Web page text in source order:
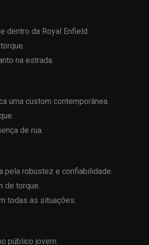
dentro da Royal Enfield.
na estrada.
uma custom contemporânea.
de rua.
pela robustez e confiabilidade.
de torque.
todas as situações.
público jovem.